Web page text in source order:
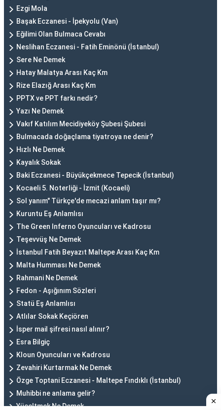
Ezgi Mola
Başak Eczanesi - İpekyolu (Van)
Eğilimi Olan Bulmaca Cevabı
Neslihan Eczanesi - Fatih Eminönü (İstanbul)
Sere Ne Demek
Hatay Malatya Arası Kaç Km
Rize Elazığ Arası Kaç Km
PPTX ve PPT farkı nedir?
Yazı Ne Demek
Vakıf Katılım Mecidiyeköy Şubesi Şubesi
Bulmacada doğaçlama tiyatroya ne denir?
Hızlı Ne Demek
Kayalık Sokak
Baki Eczanesi - Büyükçekmece Tepecik (İstanbul)
Kocaeli 5. Noterliği - İzmit (Kocaeli)
Sol yanım" Türkçe'de mecazi anlam taşır mı?
Kuruntu Eş Anlamlısı
The Green Inferno Oyuncuları ve Kadrosu
Teşevvüş Ne Demek
İstanbul Fatih Beyazıt Maltepe Arası Kaç Km
Malta Humması Ne Demek
Rahmani Ne Demek
Fedon - Aşığınım Sözleri
Statü Eş Anlamlısı
Atlılar Sokak Keçiören
İsper mail şifresi nasıl alınır?
Esra Bilgiç
Kloun Oyuncuları ve Kadrosu
Zevahiri Kurtarmak Ne Demek
Özge Toptani Eczanesi - Maltepe Fındıklı (İstanbul)
Muhibbi ne anlama gelir?
Yüceltmek Ne Demek